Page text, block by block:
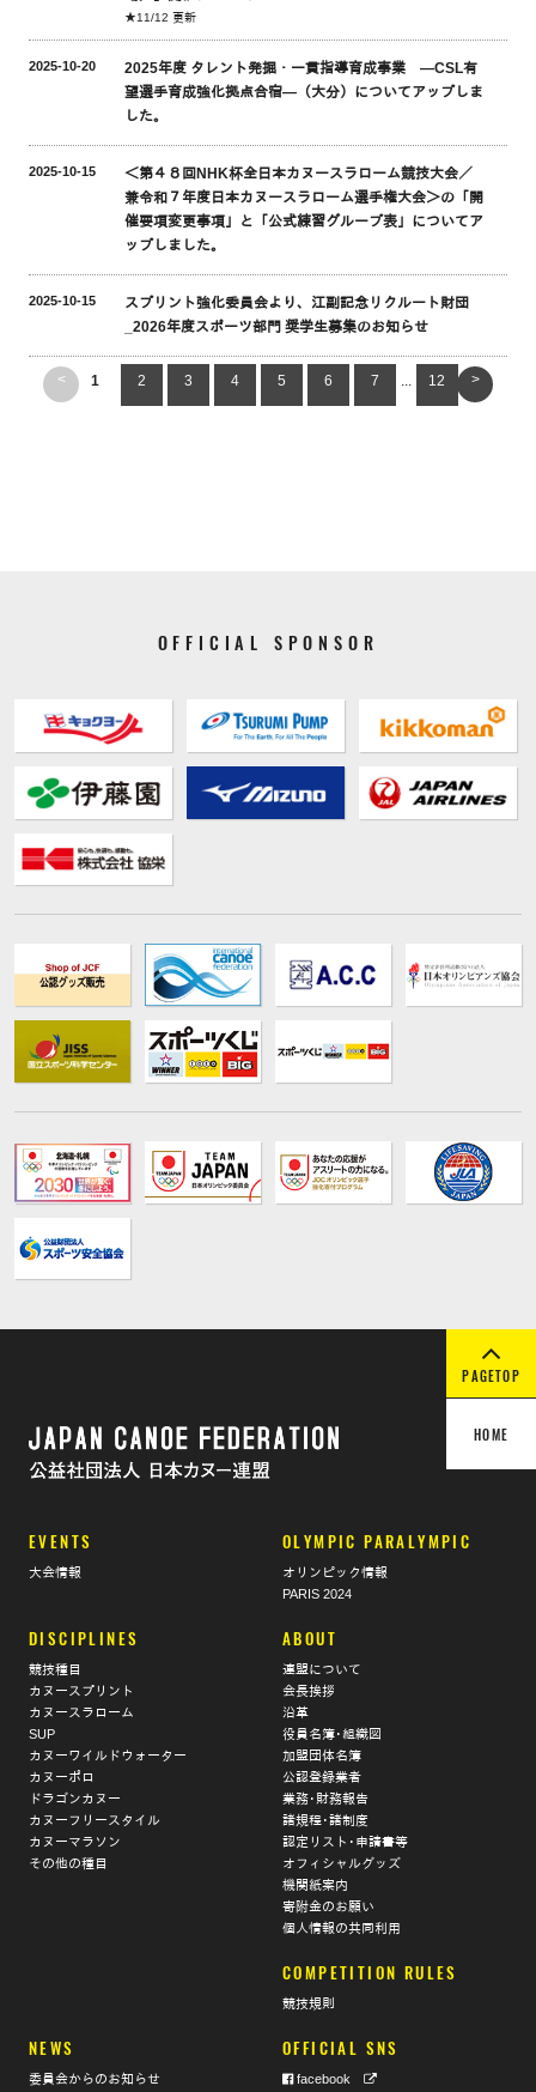
★11/12 更新
2025-10-20
2025年度 タレント発掘・一貫指導育成事業 ―CSL有
望選手育成強化拠点合宿―（大分）についてアップしま
した。
2025-10-15
＜第４８回NHK杯全日本カヌースラローム競技大会／
兼令和７年度日本カヌースラローム選手権大会＞の「開
催要項変更事項」と「公式練習グループ表」についてア
ップしました。
2025-10-15
スプリント強化委員会より、江副記念リクルート財団
_2026年度スポーツ部門 奨学生募集のお知らせ
< 1 2 3 4 5 6 7 12 >
OFFICIAL SPONSOR
PAGETOP
HOME
EVENTS OLYMPIC PARALYMPIC
大会情報
オリンピック情報
PARIS 2024
DISCIPLINES ABOUT
競技種目
連盟について
カヌースプリント
会長挨拶
カヌースラローム
沿革
SUP
役員名簿･組織図
カヌーワイルドウォーター
加盟団体名簿
カヌーポロ
公認登録業者
ドラゴンカヌー
業務･財務報告
カヌーフリースタイル
諸規程･諸制度
カヌーマラソン
認定リスト･申請書等
その他の種目
オフィシャルグッズ
機関紙案内
寄附金のお願い
個人情報の共同利用
COMPETITION RULES
競技規則
NEWS OFFICIAL SNS
委員会からのお知らせ facebook